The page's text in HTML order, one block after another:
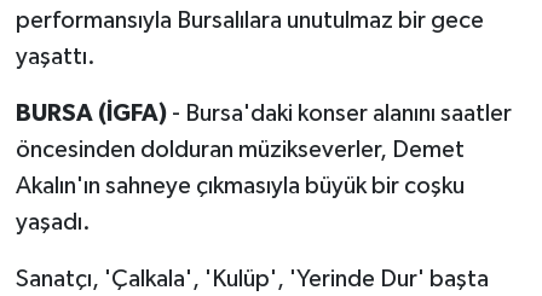
performansıyla Bursalılara unutulmaz bir gece
yaşattı.
BURSA (İGFA) - Bursa'daki konser alanını saatler
öncesinden dolduran müzikseverler, Demet
Akalın'ın sahneye çıkmasıyla büyük bir coşku
yaşadı.
Sanatçı, 'Çalkala', 'Kulüp', 'Yerinde Dur' başta